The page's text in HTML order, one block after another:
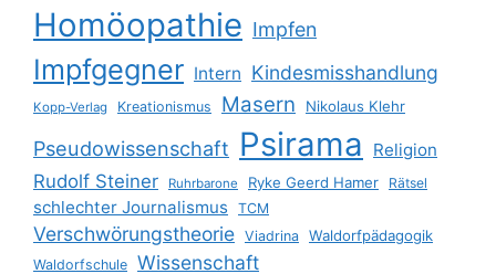
Homöopathie Impfen
Impfgegner Intern Kindesmisshandlung
Kopp-Verlag Kreationismus Masern Nikolaus Klehr
Pseudowissenschaft Psirama Religion
Rudolf Steiner Ruhrbarone Ryke Geerd Hamer Rätsel
schlechter Journalismus TCM
Verschwörungstheorie Viadrina Waldorfpädagogik
Waldorfschule Wissenschaft